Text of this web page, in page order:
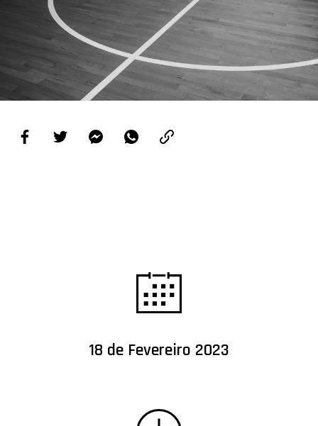
PROJETOS
LIGA BETCLIC MASCULINA
LIGA BETCLIC FEMININA
18 de Fevereiro 2023